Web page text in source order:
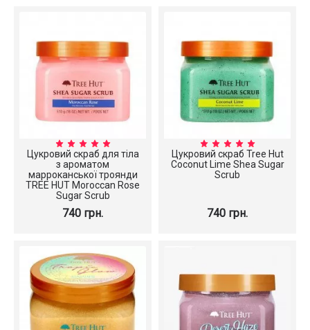
Цукровий скраб для тіла
з ароматом
марроканської троянди
TREE HUT Moroccan Rose
Sugar Scrub
740 грн.
Цукровий скраб Tree Hut
Coconut Lime Shea Sugar
Scrub
740 грн.